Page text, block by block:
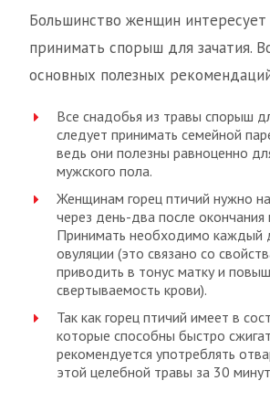
Большинство женщин интересует
принимать спорыш для зачатия.
основных полезных
Все снадобья из травы спорыш
следует принимать семейной
ведь они полезны равноценно
мужского пола.
Женщинам горец птичий нужно
через день-два после окончания
Принимать необходимо каждый
овуляции (это связано со
приводить в тонус матку и
свертываемость крови).
Так как горец птичий имеет в
которые способны быстро
рекомендуется употреблять
этой целебной травы за 30